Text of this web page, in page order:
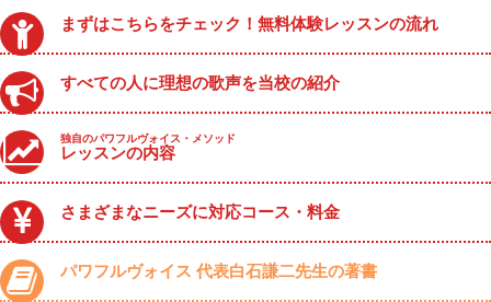
まずはこちらをチェック！無料体験レッスンの流れ
すべての人に理想の歌声を当校の紹介
独自のパワフルヴォイス・メソッド
レッスンの内容
さまざまなニーズに対応コース・料金
パワフルヴォイス 代表白石謙二先生の著書